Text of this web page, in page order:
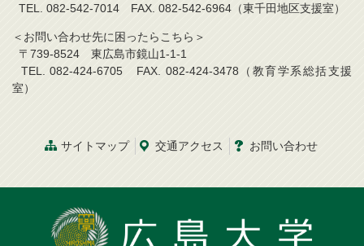
TEL. 082-542-7014 FAX. 082-542-6964（東千田地区支援室）
＜お問い合わせ先に困ったらこちら＞
〒739-8524 東広島市鏡山1-1-1
TEL. 082-424-6705 FAX. 082-424-3478（教育学系総括支援
室）
サイトマップ 交通アクセス お問い合わせ